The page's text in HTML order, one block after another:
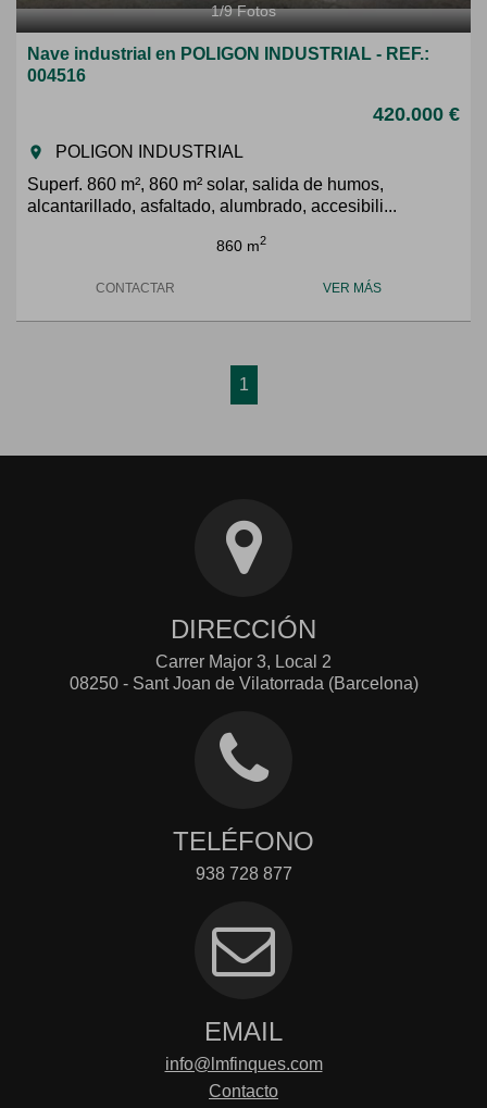
1/9Fotos
Nave industrial en POLIGON INDUSTRIAL - REF.:
004516
420.000 €
room
POLIGON INDUSTRIAL
Superf. 860 m², 860 m² solar, salida de humos,
alcantarillado, asfaltado, alumbrado, accesibili...
860 m2
CONTACTAR VER MÁS
1
DIRECCIÓN
Carrer Major 3, Local 2
08250 - Sant Joan de Vilatorrada (Barcelona)
TELÉFONO
938 728 877
EMAIL
info@lmfinques.com
Contacto